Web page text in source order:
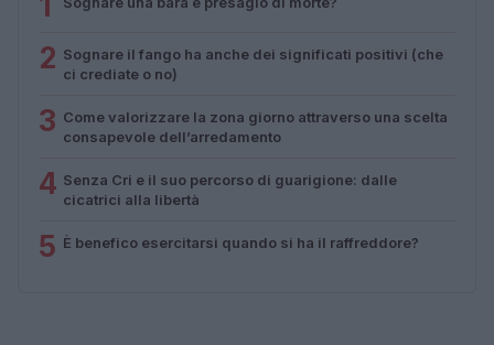
2 Sognare il fango ha anche dei significati positivi (che
ci crediate o no)
3 Come valorizzare la zona giorno attraverso una scelta
consapevole dell’arredamento
4 Senza Cri e il suo percorso di guarigione: dalle
cicatrici alla libertà
5 È benefico esercitarsi quando si ha il raffreddore?